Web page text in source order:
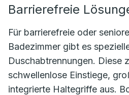
Barrierefreie
Für barrierefreie oder
Badezimmer gibt es
Duschabtrennungen. Diese
schwellenlose Einstiege,
integrierte Haltegriffe aus.